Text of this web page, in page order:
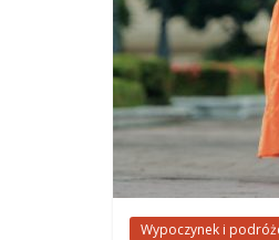
Wypoczynek i